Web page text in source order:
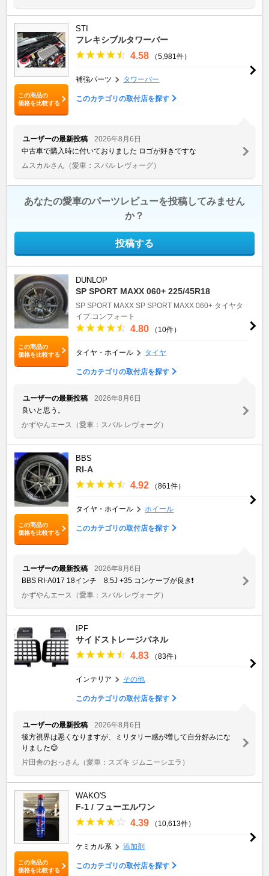
この商品の
価格を比較する
STI
フレキシブルタワーバー
4.58 （5,981件）
補強パーツ タワーバー
このカテゴリの取付店を探す
ユーザーの最新投稿
2026年8月6日
中古車で購入時に付いておりました ロゴが好きですな
ムスカルさん （愛車：スバル レヴォーグ）
あなたの愛車のパーツレビューを投稿してみません
か？
投稿する
この商品の
価格を比較する
DUNLOP
SP SPORT MAXX 060+ 225/45R18
SP SPORT MAXX SP SPORT MAXX 060+ タイヤタ
イプ:コンフォート
4.80 （10件）
タイヤ・ホイール タイヤ
このカテゴリの取付店を探す
ユーザーの最新投稿
2026年8月6日
良いと思う。
かずやんエース
（愛車：スバル レヴォーグ）
この商品の
価格を比較する
BBS
RI-A
4.92 （861件）
タイヤ・ホイール ホイール
このカテゴリの取付店を探す
ユーザーの最新投稿
2026年8月6日
BBS RI-A017 18インチ 8.5J +35 コンケーブが良き❗️
かずやんエース
（愛車：スバル レヴォーグ）
IPF
サイドストレージパネル
4.83 （83件）
インテリア その他
このカテゴリの取付店を探す
ユーザーの最新投稿
2026年8月6日
後方視界は悪くなりますが、ミリタリー感が増して自分好みにな
りました😌
片田舎のおっさん （愛車：スズキ ジムニーシエラ）
この商品の
価格を比較する
WAKO'S
F-1 / フューエルワン
4.39 （10,613件）
ケミカル系 添加剤
このカテゴリの取付店を探す